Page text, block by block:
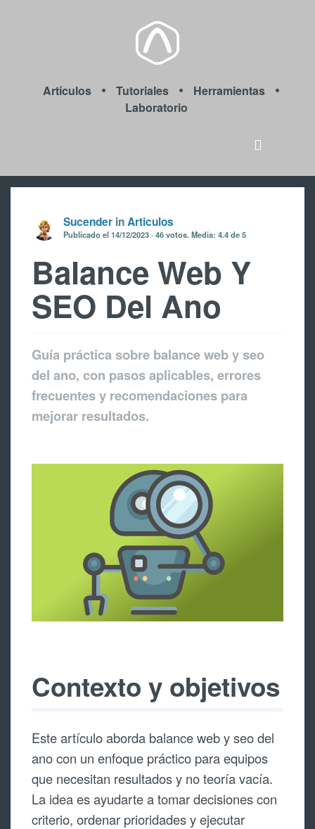
Artículos Tutoriales
Herramientas
Laboratorio
Sucender inArticulos
Publicado el 14/12/2023 46 votos. Media: 4.4 de 5
Balance Web Y
SEO Del Ano
Guía práctica sobre balance web y seo
del ano, con pasos aplicables, errores
frecuentes y recomendaciones para
mejorar resultados.
Contexto y objetivos
Este artículo aborda balance web y seo del
ano con un enfoque práctico para equipos
que necesitan resultados y no teoría vacía.
La idea es ayudarte a tomar decisiones con
criterio, ordenar prioridades y ejecutar